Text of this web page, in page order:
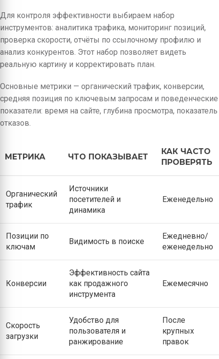
Для контроля эффективности выбираем набор
инструментов: аналитика трафика, мониторинг позиций,
проверка скорости, отчёты по ссылочному профилю и
анализ конкурентов. Этот набор позволяет видеть
реальную картину и корректировать план.
Основные метрики — органический трафик, конверсии,
средняя позиция по ключевым запросам и поведенческие
показатели: время на сайте, глубина просмотра, показатель
отказов.
МЕТРИКА ЧТО ПОКАЗЫВАЕТ
КАК ЧАСТО
ПРОВЕРЯТЬ
Органический
трафик
Источники
посетителей и
динамика
Еженедельно
Позиции по
ключам
Видимость в поиске
Ежедневно/
еженедельно
Конверсии
Эффективность сайта
как продажного
инструмента
Ежемесячно
Скорость
загрузки
Удобство для
пользователя и
ранжирование
После
крупных
правок